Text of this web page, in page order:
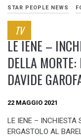
STAR PEOPLE NEWS
TV
LE IENE –
DELLA
DAVIDE
22 MAGGIO 2021
LE IENE – INCHIESTA
ERGASTOLO AL